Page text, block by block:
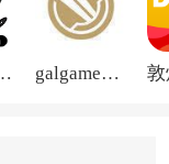
手旧版 galgame游戏盒子2026